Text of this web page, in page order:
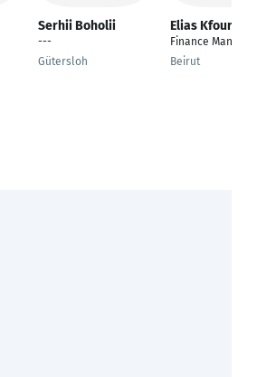
Serhii Boholii
---
Gütersloh
Elias Kfoury
Finance Manager
Beirut